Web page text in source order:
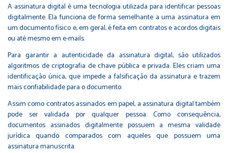
A assinatura digital é uma tecnologia utilizada para identificar pessoas
digitalmente. Ela funciona de forma semelhante a uma assinatura em
um documento físico e, em geral, é feita em contratos e acordos digitais
ou até mesmo em e-mails.
Para garantir a autenticidade da assinatura digital, são utilizados
algoritmos de criptografia de chave pública e privada. Eles criam uma
identificação única, que impede a falsificação da assinatura e trazem
mais confiabilidade para o documento.
Assim como contratos assinados em papel, a assinatura digital também
pode ser validada por qualquer pessoa. Como consequência,
documentos assinados digitalmente possuem a mesma validade
jurídica quando comparados com aqueles que possuem uma
assinatura manuscrita.